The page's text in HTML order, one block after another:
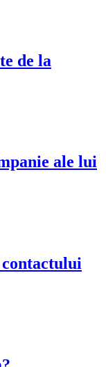
de la
ale lui